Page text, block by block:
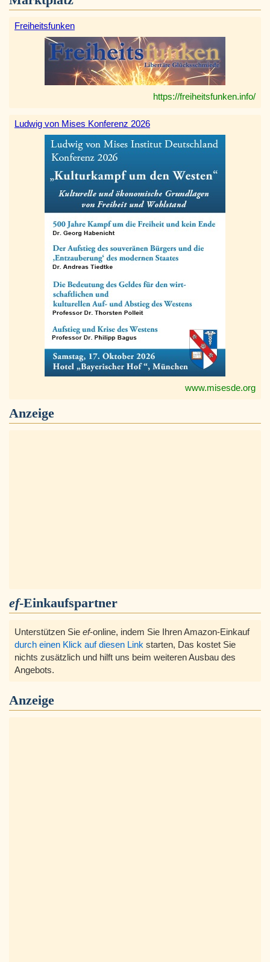
Freiheitsfunken
https://freiheitsfunken.info/
Ludwig von Mises Konferenz 2026
www.misesde.org
Anzeige
ef-Einkaufspartner
Unterstützen Sie ef-online, indem Sie Ihren Amazon-Einkauf
durch einen Klick auf diesen Link starten, Das kostet Sie
nichts zusätzlich und hilft uns beim weiteren Ausbau des
Angebots.
Anzeige